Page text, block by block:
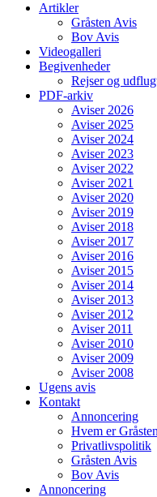
Artikler
Gråsten Avis
Bov Avis
Videogalleri
Begivenheder
Rejser og
PDF-arkiv
Aviser 2026
Aviser 2025
Aviser 2024
Aviser 2023
Aviser 2022
Aviser 2021
Aviser 2020
Aviser 2019
Aviser 2018
Aviser 2017
Aviser 2016
Aviser 2015
Aviser 2014
Aviser 2013
Aviser 2012
Aviser 2011
Aviser 2010
Aviser 2009
Aviser 2008
Ugens avis
Kontakt
Annoncering
Hvem er
Privatlivspolitik
Gråsten Avis
Bov Avis
Annoncering